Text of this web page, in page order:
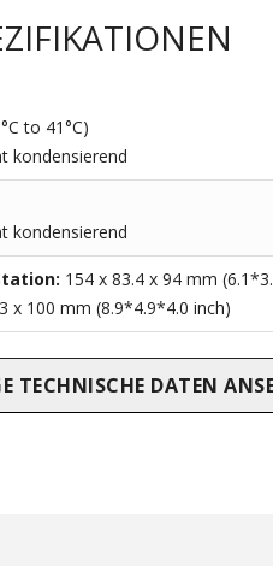
to 41°C)
kondensierend
kondensierend
154 x 83.4 x 94 mm
x 100 mm (8.9*4.9*4.0 inch)
TECHNISCHE DATEN